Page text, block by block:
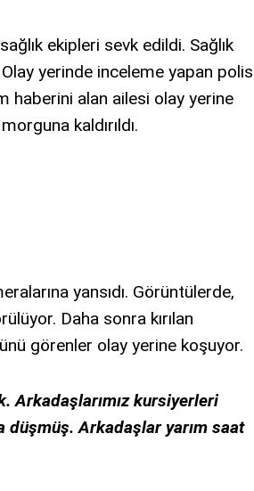
ekipleri sevk edildi. Sağlık
yerinde inceleme yapan polis
haberini alan ailesi olay yerine
kaldırıldı.
yansıdı. Görüntülerde,
Daha sonra kırılan
görenler olay yerine koşuyor.
Arkadaşlarımız kursiyerleri
düşmüş. Arkadaşlar yarım saat